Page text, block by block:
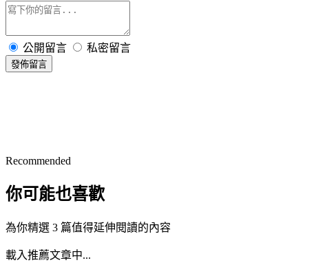
公開留言 私密留言
發佈留言
Recommended
你可能也喜歡
為你精選 3 篇值得延伸閱讀的內容
載入推薦文章中...